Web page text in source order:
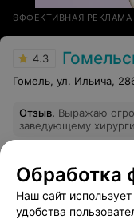
ЭФФЕКТИВНАЯ РЕКЛАМА
4.3 Гомельская
Гомель, ул. Ильича,
Отзыв. Выражаю
заведующему
Дмитриенко
профессионализм,
Побольше бы таких
Обработка
Наш сайт
удобства